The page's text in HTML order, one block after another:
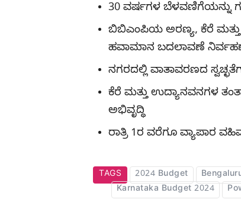
30 ವರ್ಷಗಳ ಬೆಳವಣಿಗೆಯನ್ನು
ಬಿಬಿಎಂಪಿಯ ಅರಣ್ಯ, ಕೆರೆ ಮತ್ತು
ಹವಾಮಾನ ಬದಲಾವಣೆ
ನಗರದಲ್ಲಿ ವಾತಾವರಣದ
ಕೆರೆ ಮತ್ತು ಉದ್ಯಾನವನಗಳ
ಅಭಿವೃದ್ಧಿ
ರಾತ್ರಿ 1ರ ವರೆಗೂ ವ್ಯಾಪಾರ
TAGS 2024 Budget
Karnataka Budget 2024